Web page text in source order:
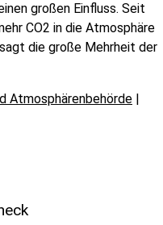
großen Einfluss. Seit
CO2 in die Atmosphäre
die große Mehrheit der
Atmosphärenbehörde |